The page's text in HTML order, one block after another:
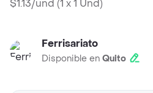
$1.13/und (1 x 1 Und)
Ferrisariato
Disponible en Quito